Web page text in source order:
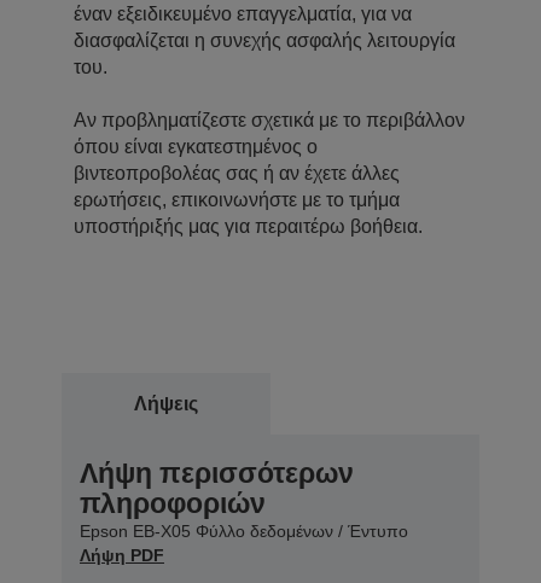
έναν εξειδικευμένο επαγγελματία, για να
διασφαλίζεται η συνεχής ασφαλής λειτουργία
του.
Αν προβληματίζεστε σχετικά με το περιβάλλον
όπου είναι εγκατεστημένος ο
βιντεοπροβολέας σας ή αν έχετε άλλες
ερωτήσεις, επικοινωνήστε με το τμήμα
υποστήριξής μας για περαιτέρω βοήθεια.
Λήψεις
Λήψη περισσότερων
πληροφοριών
Epson EB-X05 Φύλλο δεδομένων / Έντυπο
Λήψη PDF